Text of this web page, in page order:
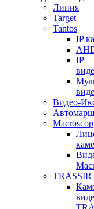
Линия
Target
Tantos
IP
IP
Видео-
Macroscop
TRASSIR